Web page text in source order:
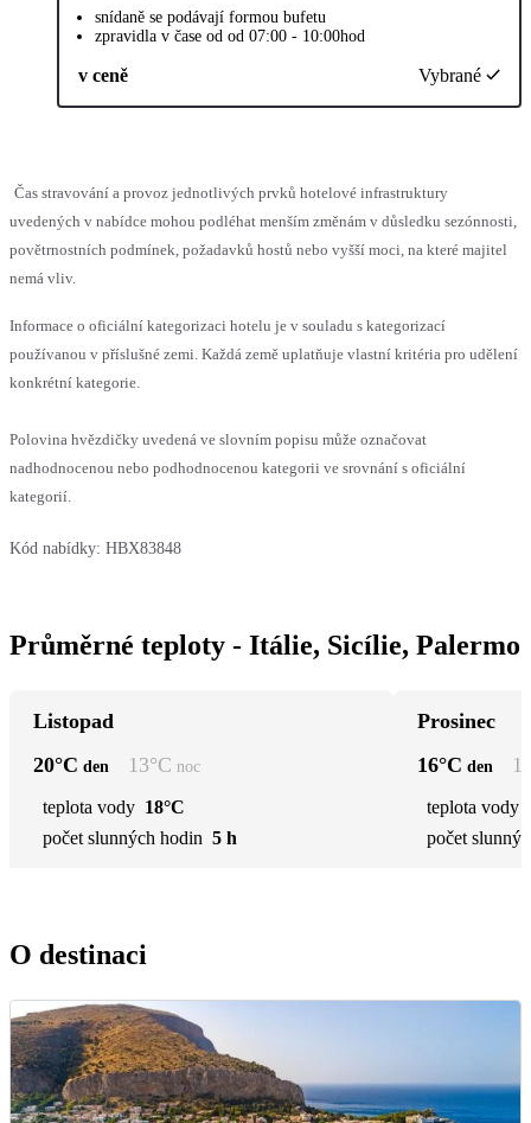
snídaně se podávají formou bufetu
zpravidla v čase od od 07:00 - 10:00hod
v ceně Vybrané
Čas stravování a provoz jednotlivých prvků hotelové infrastruktury
uvedených v nabídce mohou podléhat menším změnám v důsledku sezónnosti,
povětrnostních podmínek, požadavků hostů nebo vyšší moci, na které majitel
nemá vliv.
Informace o oficiální kategorizaci hotelu je v souladu s kategorizací
používanou v příslušné zemi. Každá země uplatňuje vlastní kritéria pro udělení
konkrétní kategorie.
Polovina hvězdičky uvedená ve slovním popisu může označovat
nadhodnocenou nebo podhodnocenou kategorii ve srovnání s oficiální
kategorií.
Kód nabídky: HBX83848
Průměrné teploty - Itálie, Sicílie, Palermo
Listopad
20°C den 13°C noc
teplota vody 18°C
počet slunných hodin 5 h
Prosinec
16°C den 11
teplota vody
počet
O destinaci